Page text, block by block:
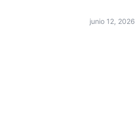
junio 12, 2026